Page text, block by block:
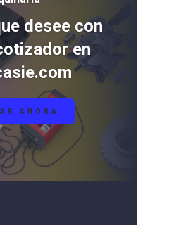
desee con
en
AHORA